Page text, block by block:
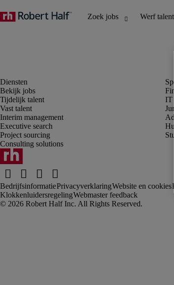
Bekijk jobs
Tijdelijk talent
Vast talent
Interim management
Executive search
Project sourcing
Consulting solutions
IT
BedrijfsinformatiePrivacyverklaringWebsite en cookies
KlokkenluidersregelingWebmaster feedback